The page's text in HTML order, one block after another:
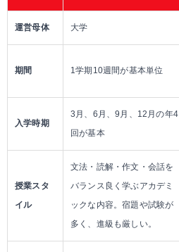
運営母体 大学
期間 1学期10週間が基本単位
入学時期
3月、6月、9月、12月の年4
回が基本
授業スタ
イル
文法・読解・作文・会話を
バランス良く学ぶアカデミ
ックな内容。宿題や試験が
多く、進級も厳しい。